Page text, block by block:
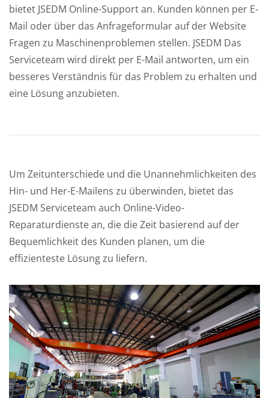
bietet JSEDM Online-Support an. Kunden können per E-
Mail oder über das Anfrageformular auf der Website
Fragen zu Maschinenproblemen stellen. JSEDM Das
Serviceteam wird direkt per E-Mail antworten, um ein
besseres Verständnis für das Problem zu erhalten und
eine Lösung anzubieten.
Um Zeitunterschiede und die Unannehmlichkeiten des
Hin- und Her-E-Mailens zu überwinden, bietet das
JSEDM Serviceteam auch Online-Video-
Reparaturdienste an, die die Zeit basierend auf der
Bequemlichkeit des Kunden planen, um die
effizienteste Lösung zu liefern.